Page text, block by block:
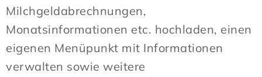
Milchgeldabrechnungen,
Monatsinformationen etc. hochladen, einen
eigenen Menüpunkt mit Informationen
verwalten sowie weitere